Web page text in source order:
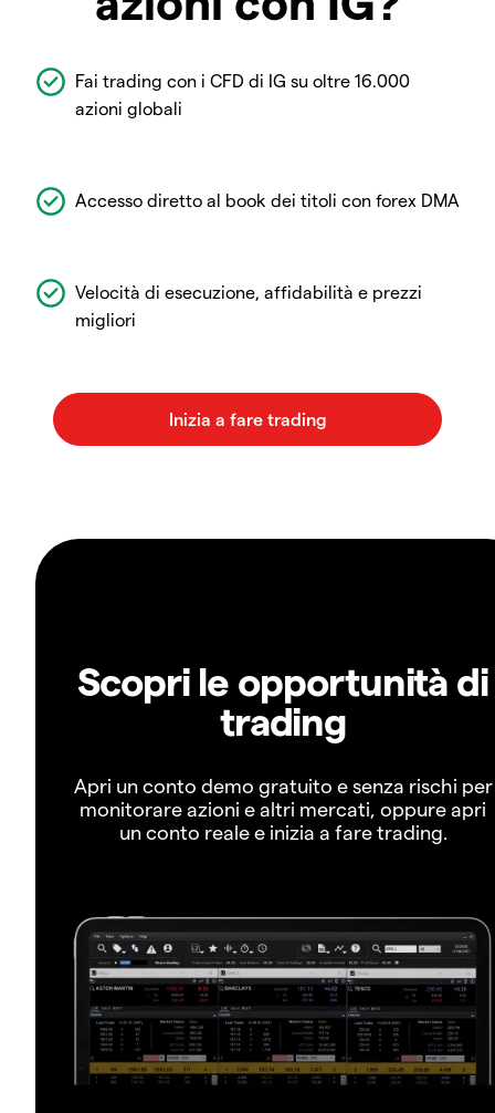
Fai trading con i CFD di IG su oltre 16.000
azioni globali
Accesso diretto al book dei titoli con forex DMA
Velocità di esecuzione, affidabilità e prezzi
migliori
Scopri le opportunità di
trading
Apri un conto demo gratuito e senza rischi per
monitorare azioni e altri mercati, oppure apri
un conto reale e inizia a fare trading.